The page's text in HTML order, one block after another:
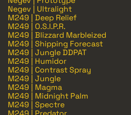
Negev | Ultralight
M249 | Deep Relief
M249 | O.S.I.P.R.
M249 | Blizzard Marbleized
M249 | Shipping Forecast
M249 | Jungle DDPAT
M249 | Humidor
M249 | Contrast Spray
M249 | Jungle
M249 | Magma
M249 | Midnight Palm
M249 | Spectre